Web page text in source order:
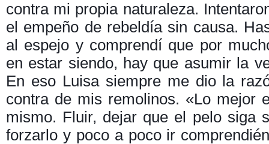
contra mi propia naturaleza.
el empeño de rebeldía sin causa.
al espejo y comprendí que por
en estar siendo, hay que asumir la
En eso Luisa siempre me dio la
contra de mis remolinos. «Lo mejor
mismo. Fluir, dejar que el pelo siga
forzarlo y poco a poco ir